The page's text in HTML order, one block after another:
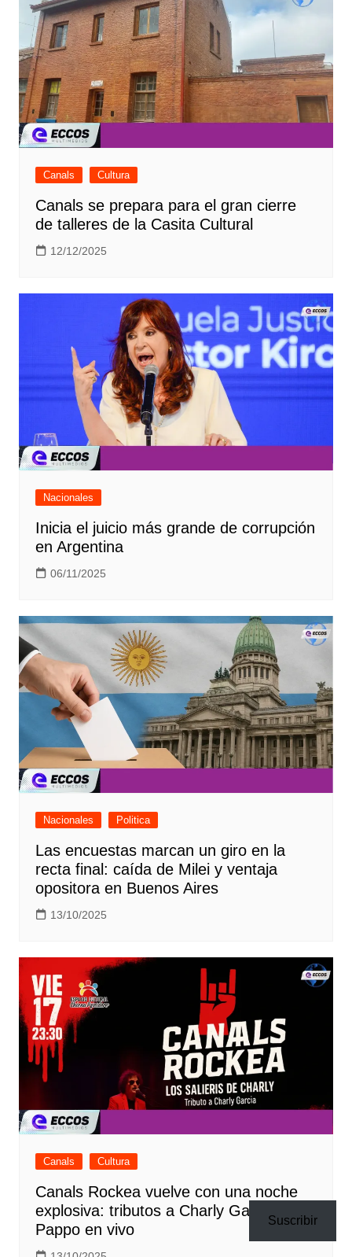
Canals Cultura
Canals se prepara para el gran cierre
de talleres de la Casita Cultural
12/12/2025
Nacionales
Inicia el juicio más grande de corrupción
en Argentina
06/11/2025
Nacionales Politica
Las encuestas marcan un giro en la
recta final: caída de Milei y ventaja
opositora en Buenos Aires
13/10/2025
Canals Cultura
Canals Rockea vuelve con una noche
explosiva: tributos a Charly García y
Pappo en vivo
Suscribir